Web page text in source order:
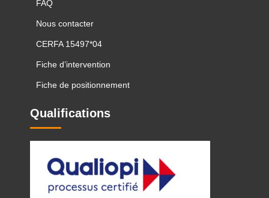
FAQ
Nous contacter
CERFA 15497*04
Fiche d’intervention
Fiche de positionnement
Qualifications